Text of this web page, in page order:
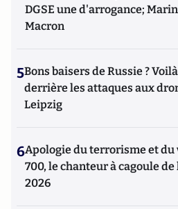
DGSE une d'arrogance;
Macron
5Bons baisers de Russie ?
derrière les attaques aux
Leipzig
6Apologie du terrorisme et du
700, le chanteur à cagoule de
2026